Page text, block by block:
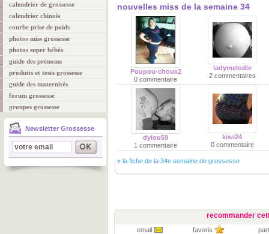
calendrier de grossesse
calendrier chinois
courbe prise de poids
photos miss grossesse
photos super bébés
guide des prénoms
produits et tests grossesse
guide des maternités
forum grossesse
groupes grossesse
Newsletter Grossesse
nouvelles miss de la semaine 34
Poupou-choux2
0 commentaire
ladymelodie
2 commentaires
dylou59
1 commentaire
kiwi24
0 commentaire
» la fiche de la 34e semaine de grossesse
recommander
email favoris